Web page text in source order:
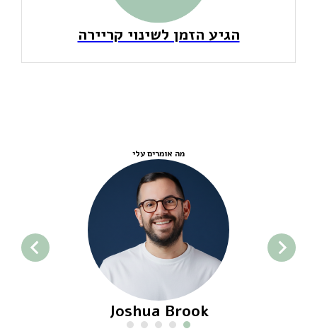
הגיע הזמן לשינוי קריירה
מה אומרים עלי
Joshua Brook